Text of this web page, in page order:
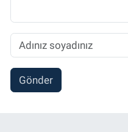
Gönder